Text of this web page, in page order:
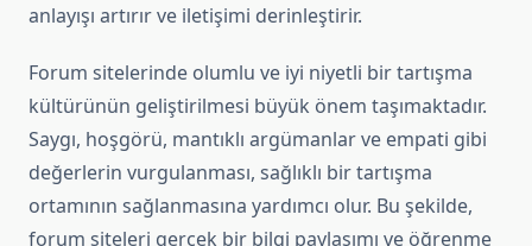
anlayışı artırır ve iletişimi derinleştirir.
Forum sitelerinde olumlu ve iyi niyetli bir tartışma
kültürünün geliştirilmesi büyük önem taşımaktadır.
Saygı, hoşgörü, mantıklı argümanlar ve empati gibi
değerlerin vurgulanması, sağlıklı bir tartışma
ortamının sağlanmasına yardımcı olur. Bu şekilde,
forum siteleri gerçek bir bilgi paylaşımı ve öğrenme